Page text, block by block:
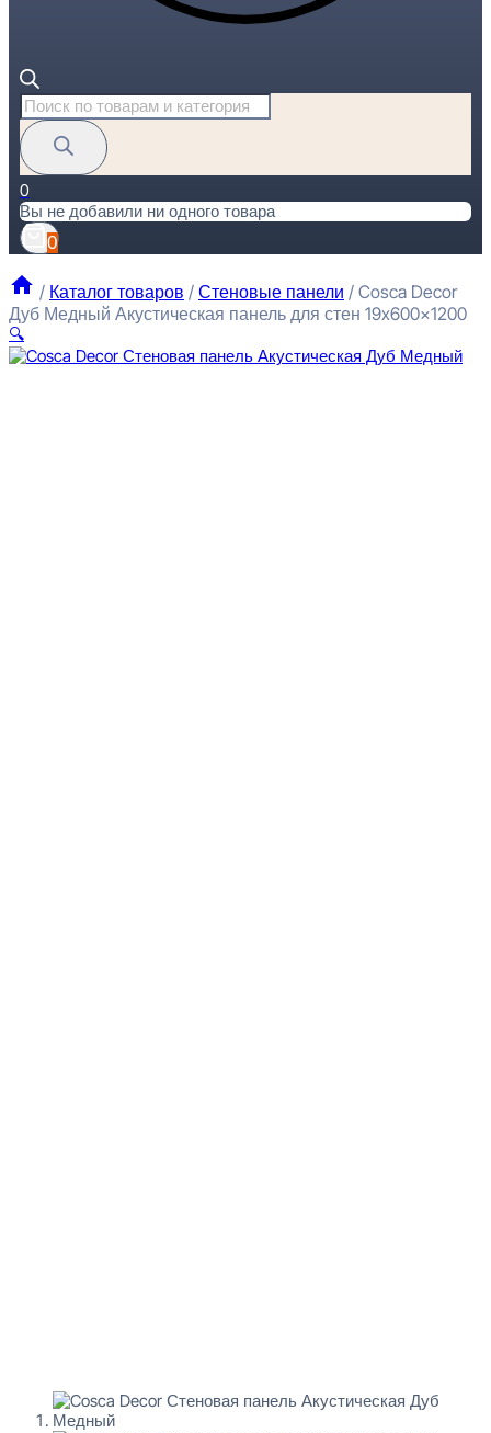
Поиск
товаров
0
Вы не добавили ни одного товара
0
/ Каталог товаров / Стеновые панели / Cosca Decor
Дуб Медный Акустическая панель для стен 19x600x1200
🔍